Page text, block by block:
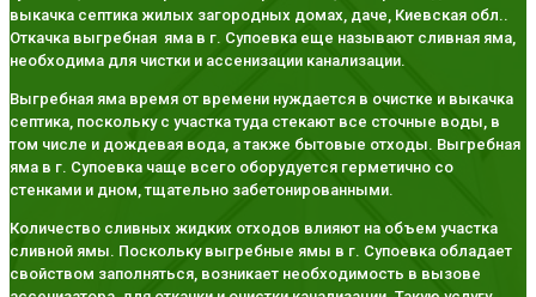
выкачка септика жилых загородных домах, даче, Киевская обл..
Откачка выгребная яма в г. Супоевка еще называют сливная яма,
необходима для чистки и ассенизации канализации.
Выгребная яма время от времени нуждается в очистке и выкачка
септика, поскольку с участка туда стекают все сточные воды, в
том числе и дождевая вода, а также бытовые отходы. Выгребная
яма в г. Супоевка чаще всего оборудуется герметично со
стенками и дном, тщательно забетонированными.
Количество сливных жидких отходов влияют на объем участка
сливной ямы. Поскольку выгребные ямы в г. Супоевка обладает
свойством заполняться, возникает необходимость в вызове